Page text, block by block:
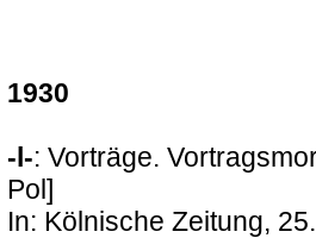
1930
-l-: Vorträge.
Pol]
In: Kölnische Zeitung,